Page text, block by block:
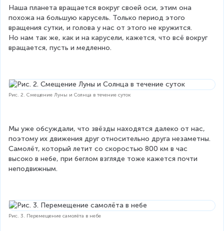
Наша планета вращается вокруг своей оси, этим она
похожа на большую карусель. Только период этого
вращения сутки, и голова у нас от этого не кружится.
Но нам так же, как и на карусели, кажется, что всё вокруг
вращается, пусть и медленно.
Рис. 2. Смещение Луны и Солнца в течение суток
Мы уже обсуждали, что звёзды находятся далеко от нас,
поэтому их движения друг относительно друга незаметны.
Самолёт, который летит со скоростью 800 км в час
высоко в небе, при беглом взгляде тоже кажется почти
неподвижным.
Рис. 3. Перемещение самолёта в небе